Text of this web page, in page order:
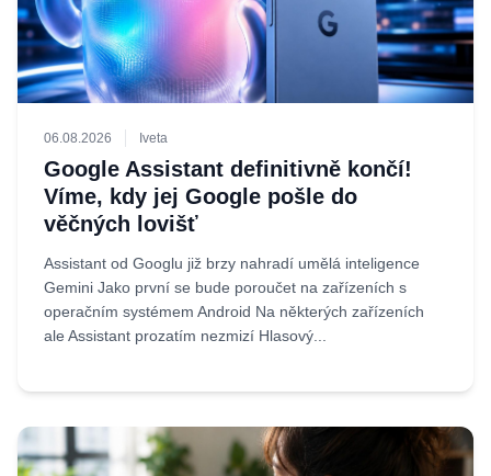
06.08.2026 Iveta
Google Assistant definitivně končí!
Víme, kdy jej Google pošle do
věčných lovišť
Assistant od Googlu již brzy nahradí umělá inteligence
Gemini Jako první se bude poroučet na zařízeních s
operačním systémem Android Na některých zařízeních
ale Assistant prozatím nezmizí Hlasový...